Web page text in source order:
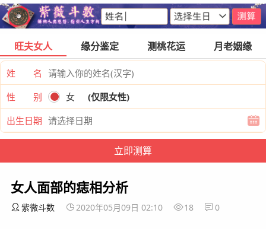
旺夫女人 缘分鉴定 测桃花运 月老姻缘
姓 名
性 别
女
(仅限女性)
出生日期
女人面部的痣相分析
紫微斗数 2020年05月09日 02:10 18 0